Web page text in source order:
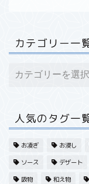
カテゴリー一
人気のタグ一
お凌ぎ お浸し
ソース デザート
吸物 和え物